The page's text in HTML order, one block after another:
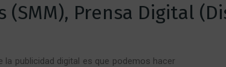
(SMM), Prensa Digital
la publicidad digital es que podemos hacer